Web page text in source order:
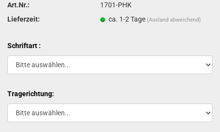
Art.Nr.:
1701-PHK
Lieferzeit:
ca. 1-2 Tage (Ausland abweichend)
Schriftart :
Tragerichtung: